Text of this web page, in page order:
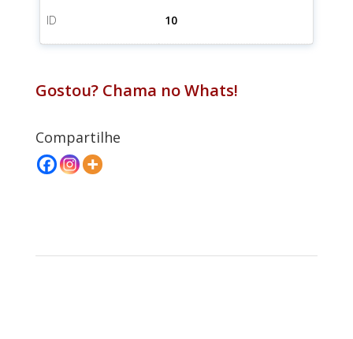
ID 10
Gostou? Chama no Whats!
Compartilhe